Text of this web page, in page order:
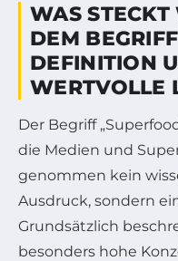
WAS
DEM
DEFINITION
WERTVOLLE
Der Begriff
die Medien und
genommen kein
Ausdruck, sondern
Grundsätzlich
besonders hohe